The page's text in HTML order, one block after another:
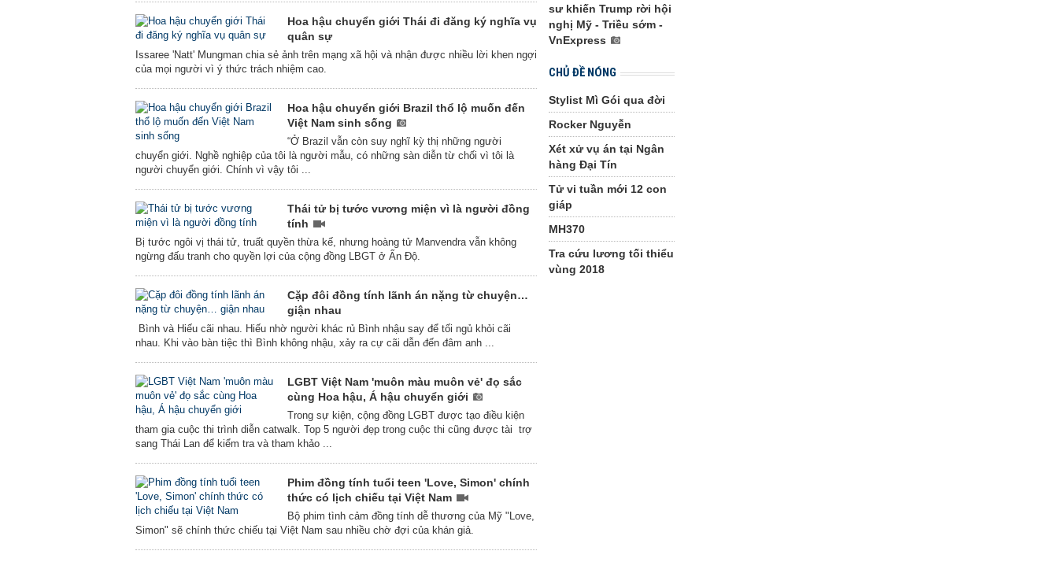
Hoa hậu chuyển giới Thái đi đăng ký nghĩa vụ
quân sự
Issaree 'Natt' Mungman chia sẻ ảnh trên mạng xã hội và nhận được nhiều lời khen ngợi
của mọi người vì ý thức trách nhiệm cao.
Hoa hậu chuyển giới Brazil thổ lộ muốn đến
Việt Nam sinh sống
“Ở Brazil vẫn còn suy nghĩ kỳ thị những người
chuyển giới. Nghề nghiệp của tôi là người mẫu, có những sàn diễn từ chối vì tôi là
người chuyển giới. Chính vì vậy tôi ...
Thái tử bị tước vương miện vì là người đồng
tính
Bị tước ngôi vị thái tử, truất quyền thừa kế, nhưng hoàng tử Manvendra vẫn không
ngừng đấu tranh cho quyền lợi của cộng đồng LBGT ở Ấn Độ.
Cặp đôi đồng tính lãnh án nặng từ chuyện…
giận nhau
Bình và Hiếu cãi nhau. Hiếu nhờ người khác rủ Bình nhậu say để tối ngủ khỏi cãi
nhau. Khi vào bàn tiệc thì Bình không nhậu, xảy ra cự cãi dẫn đến đâm anh ...
LGBT Việt Nam 'muôn màu muôn vẻ' đọ sắc
cùng Hoa hậu, Á hậu chuyển giới
Trong sự kiện, cộng đồng LGBT được tạo điều kiện
tham gia cuộc thi trình diễn catwalk. Top 5 người đẹp trong cuộc thi cũng được tài trợ
sang Thái Lan để kiểm tra và tham khảo ...
Phim đồng tính tuổi teen 'Love, Simon' chính
thức có lịch chiếu tại Việt Nam
Bộ phim tình cảm đồng tính dễ thương của Mỹ "Love,
Simon" sẽ chính thức chiếu tại Việt Nam sau nhiều chờ đợi của khán giả.
sư khiến Trump rời hội
nghị Mỹ - Triều sớm -
VnExpress
CHỦ ĐỀ NÓNG
Stylist Mì Gói qua đời
Rocker Nguyễn
Xét xử vụ án tại Ngân
hàng Đại Tín
Tử vi tuần mới 12 con
giáp
MH370
Tra cứu lương tối thiểu
vùng 2018